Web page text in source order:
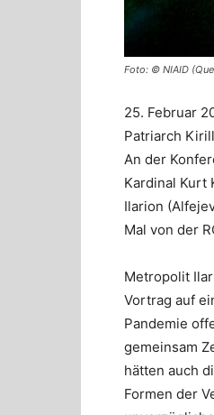
Foto: © NIAID
25. Februar
Patriarch
An der
Kardinal Kurt
Ilarion
Mal von der
Metropolit
Vortrag auf
Pandemie
gemeinsam
hätten auch
Formen der